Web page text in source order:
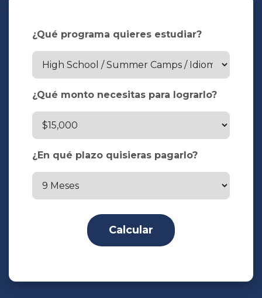
¿Qué programa quieres estudiar?
¿Qué monto necesitas para lograrlo?
¿En qué plazo quisieras pagarlo?
Calcular